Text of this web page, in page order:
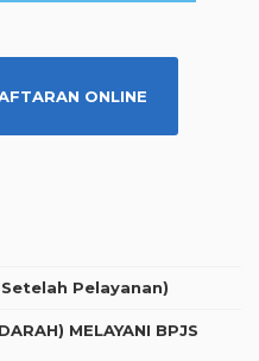
ONLINE
Pelayanan)
MELAYANI BPJS